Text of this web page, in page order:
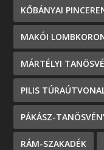
KŐBÁNYAI
MAKÓI
MÁRTÉLYI
PILIS
PÁKÁSZ-
RÁM-SZAKADÉK